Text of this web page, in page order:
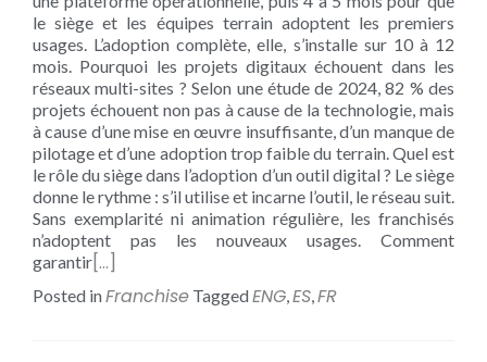
le siège et les équipes terrain adoptent les premiers
usages. L’adoption complète, elle, s’installe sur 10 à 12
mois. Pourquoi les projets digitaux échouent dans les
réseaux multi-sites ? Selon une étude de 2024, 82 % des
projets échouent non pas à cause de la technologie, mais
à cause d’une mise en œuvre insuffisante, d’un manque de
pilotage et d’une adoption trop faible du terrain. Quel est
le rôle du siège dans l’adoption d’un outil digital ? Le siège
donne le rythme : s’il utilise et incarne l’outil, le réseau suit.
Sans exemplarité ni animation régulière, les franchisés
n’adoptent pas les nouveaux usages. Comment
garantir[…]
Posted inFranchise TaggedENG,ES,FR